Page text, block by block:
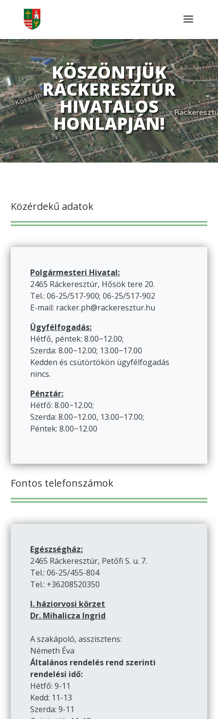
KÖSZÖNTJÜK
RÁCKERESZTÚR
HIVATALOS
HONLAPJÁN!
Közérdekű adatok
Polgármesteri Hivatal:
2465 Ráckeresztúr, Hősök tere 20.
Tel.: 06-25/517-900; 06-25/517-902
E-mail: racker.ph@rackeresztur.hu
Ügyfélfogadás:
Hétfő, péntek: 8.00−12.00;
Szerda: 8.00−12.00; 13.00−17.00
Kedden és csütörtökön ügyfélfogadás
nincs.
Pénztár:
Hétfő: 8.00−12.00;
Szerda: 8.00−12.00, 13.00−17.00;
Péntek: 8.00−12.00
Fontos telefonszámok
Egészségház:
2465 Ráckeresztúr, Petőfi S. u. 7.
Tel.: 06-25/455-804
Tel.: +36208520350
I. háziorvosi körzet
Dr. Mihalicza Ingrid
A szakápoló, asszisztens:
Németh Éva
Általános rendelés rend szerinti
rendelési idő:
Hétfő: 9-11
Kedd: 11-13
Szerda: 9-11